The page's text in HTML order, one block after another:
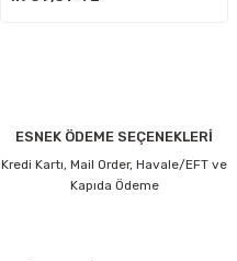
ESNEK ÖDEME SEÇENEKLERİ
Kredi Kartı, Mail Order, Havale/EFT ve
Kapıda Ödeme